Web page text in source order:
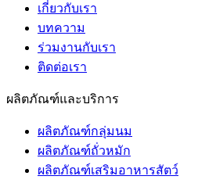
เกี่ยวกับเรา
บทความ
ร่วมงานกับเรา
ติดต่อเรา
ผลิตภัณฑ์และบริการ
ผลิตภัณฑ์กลุ่มนม
ผลิตภัณฑ์ถั่วหมัก
ผลิตภัณฑ์เสริมอาหารสัตว์